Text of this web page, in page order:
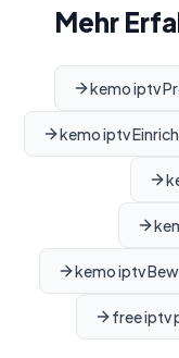
Mehr
kemo iptv
kemo iptv
kemo iptv
free iptv